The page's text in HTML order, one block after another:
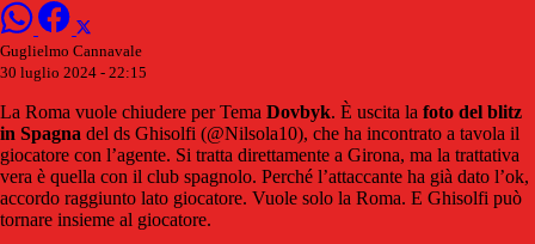
Guglielmo Cannavale
30 luglio 2024 - 22:15
La Roma vuole chiudere per Tema Dovbyk. È uscita la foto del blitz
in Spagna del ds Ghisolfi (@Nilsola10), che ha incontrato a tavola il
giocatore con l’agente. Si tratta direttamente a Girona, ma la trattativa
vera è quella con il club spagnolo. Perché l’attaccante ha già dato l’ok,
accordo raggiunto lato giocatore. Vuole solo la Roma. E Ghisolfi può
tornare insieme al giocatore.